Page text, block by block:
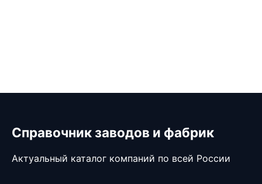
Справочник заводов и фабрик
Актуальный каталог компаний по всей России